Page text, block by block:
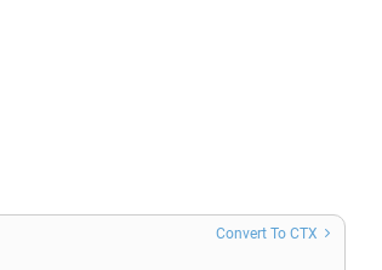
Convert To CTX